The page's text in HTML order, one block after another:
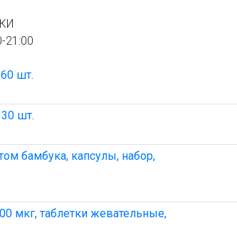
21:00
шт.
шт.
бамбука, капсулы, набор,
мкг, таблетки жевательные,